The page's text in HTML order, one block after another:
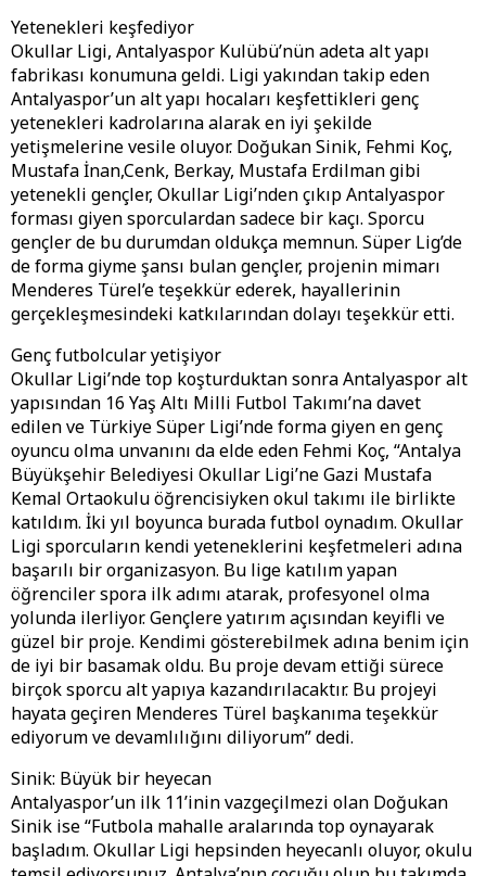
Yetenekleri keşfediyor
Okullar Ligi, Antalyaspor Kulübü’nün adeta alt yapı
fabrikası konumuna geldi. Ligi yakından takip eden
Antalyaspor’un alt yapı hocaları keşfettikleri genç
yetenekleri kadrolarına alarak en iyi şekilde
yetişmelerine vesile oluyor. Doğukan Sinik, Fehmi Koç,
Mustafa İnan,Cenk, Berkay, Mustafa Erdilman gibi
yetenekli gençler, Okullar Ligi’nden çıkıp Antalyaspor
forması giyen sporculardan sadece bir kaçı. Sporcu
gençler de bu durumdan oldukça memnun. Süper Lig’de
de forma giyme şansı bulan gençler, projenin mimarı
Menderes Türel’e teşekkür ederek, hayallerinin
gerçekleşmesindeki katkılarından dolayı teşekkür etti.
Genç futbolcular yetişiyor
Okullar Ligi’nde top koşturduktan sonra Antalyaspor alt
yapısından 16 Yaş Altı Milli Futbol Takımı’na davet
edilen ve Türkiye Süper Ligi’nde forma giyen en genç
oyuncu olma unvanını da elde eden Fehmi Koç, “Antalya
Büyükşehir Belediyesi Okullar Ligi’ne Gazi Mustafa
Kemal Ortaokulu öğrencisiyken okul takımı ile birlikte
katıldım. İki yıl boyunca burada futbol oynadım. Okullar
Ligi sporcuların kendi yeteneklerini keşfetmeleri adına
başarılı bir organizasyon. Bu lige katılım yapan
öğrenciler spora ilk adımı atarak, profesyonel olma
yolunda ilerliyor. Gençlere yatırım açısından keyifli ve
güzel bir proje. Kendimi gösterebilmek adına benim için
de iyi bir basamak oldu. Bu proje devam ettiği sürece
birçok sporcu alt yapıya kazandırılacaktır. Bu projeyi
hayata geçiren Menderes Türel başkanıma teşekkür
ediyorum ve devamlılığını diliyorum” dedi.
Sinik: Büyük bir heyecan
Antalyaspor’un ilk 11’inin vazgeçilmezi olan Doğukan
Sinik ise “Futbola mahalle aralarında top oynayarak
başladım. Okullar Ligi hepsinden heyecanlı oluyor, okulu